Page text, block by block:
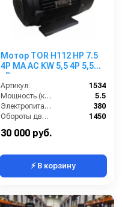
Мотор TOR H112 HP 7.5
4P MA AC KW 5,5 4P 5,5
кВт
Артикул:
1534
Мощность (кВт):
5.5
Электропитание (В):
380
Обороты двигателя (об/мин):
1450
30 000 руб.
⚡ В корзину